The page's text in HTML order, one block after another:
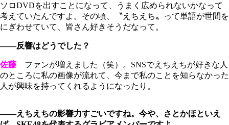
ソロDVDを出すことになって、うまく広められないかなって
考えていたんですよ。その頃、〝えちえち〟って単語が世間を
にぎわせていて、皆さん好きそうだなって。
――反響はどうでした？
佐藤 ファンが増えました（笑）。SNSでえちえちが好きな人
のところに私の画像が流れて、今まで私のことを知らなかった
人が興味を持ってくれるようになったり。
――えちえちの影響力すごいですね。今や、さとかほといえ